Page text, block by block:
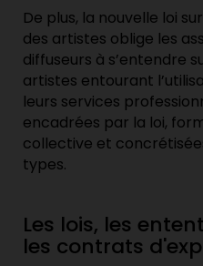
De plus, la nouvelle loi
des artistes oblige les
diffuseurs à s’entendre
artistes entourant
leurs services
encadrées par la loi,
collective et
types.
Les lois, les
les contrats